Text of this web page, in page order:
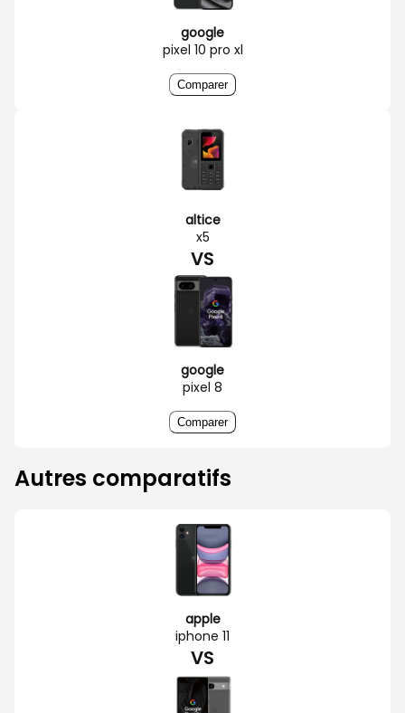
google
pixel 10 pro xl
Comparer
altice
x5
VS
google
pixel 8
Comparer
Autres comparatifs
apple
iphone 11
VS